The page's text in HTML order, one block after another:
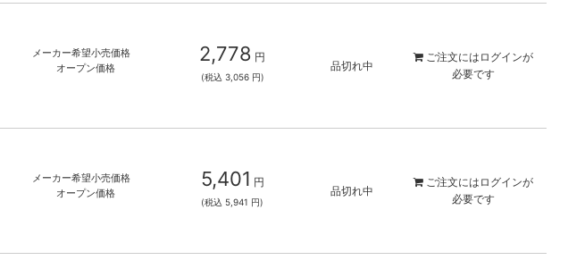
メーカー希望小売価格
オープン価格
2,778 円
(税込 3,056 円)
品切れ中
ご注文には ログインが
必要です
メーカー希望小売価格
オープン価格
5,401 円
(税込 5,941 円)
品切れ中
ご注文には ログインが
必要です